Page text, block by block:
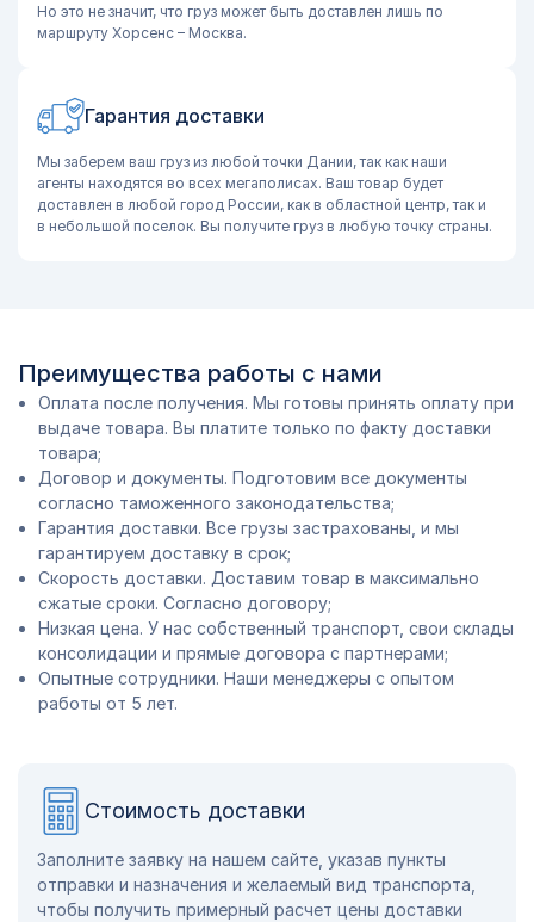
Но это не значит, что груз может быть доставлен лишь по
маршруту Хорсенс – Москва.
Гарантия доставки
Мы заберем ваш груз из любой точки Дании, так как наши
агенты находятся во всех мегаполисах. Ваш товар будет
доставлен в любой город России, как в областной центр, так и
в небольшой поселок. Вы получите груз в любую точку страны.
Преимущества работы с нами
Оплата после получения. Мы готовы принять оплату при
выдаче товара. Вы платите только по факту доставки
товара;
Договор и документы. Подготовим все документы
согласно таможенного законодательства;
Гарантия доставки. Все грузы застрахованы, и мы
гарантируем доставку в срок;
Скорость доставки. Доставим товар в максимально
сжатые сроки. Согласно договору;
Низкая цена. У нас собственный транспорт, свои склады
консолидации и прямые договора с партнерами;
Опытные сотрудники. Наши менеджеры с опытом
работы от 5 лет.
Стоимость доставки
Заполните заявку на нашем сайте, указав пункты
отправки и назначения и желаемый вид транспорта,
чтобы получить примерный расчет цены доставки